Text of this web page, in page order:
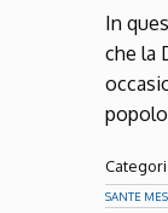
In
che la
SANTE